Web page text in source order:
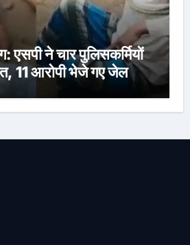
एसपी ने चार पुलिसकर्मियों
11 आरोपी भेजे गए जेल